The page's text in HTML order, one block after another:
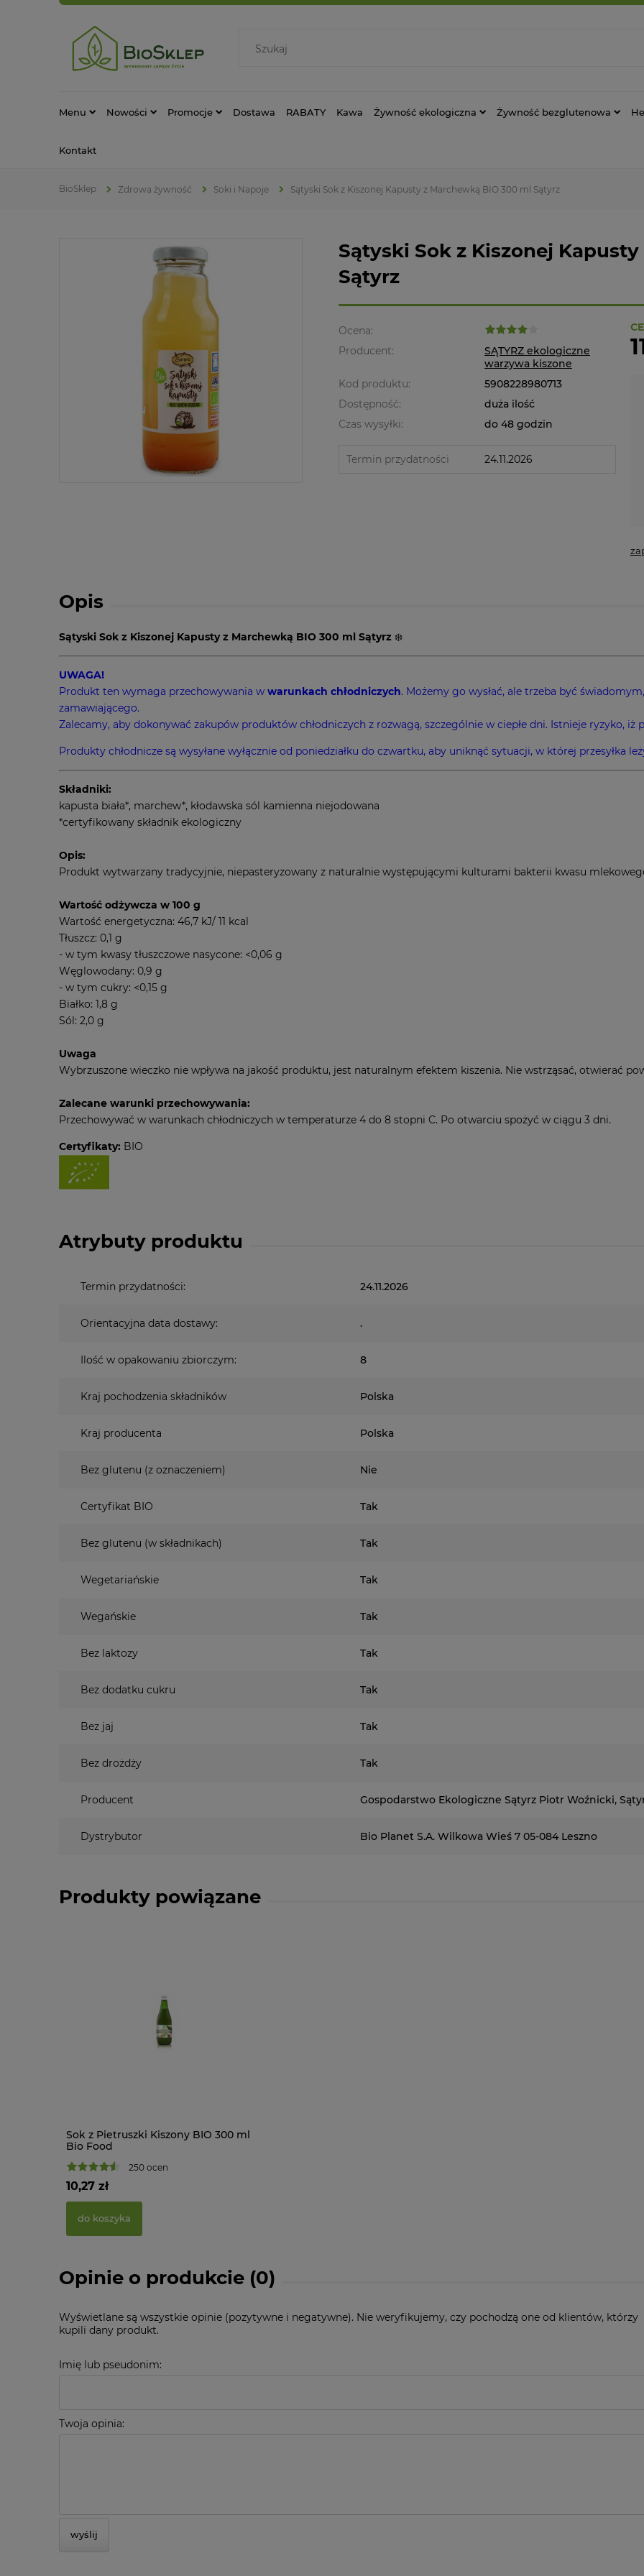
Menu Nowości Promocje Dostawa RABATY Kawa Żywność ekologiczna Żywność bezglutenowa
Kontakt
Zdrowa żywność Soki i Napoje Sątyski Sok z Kiszonej Kapusty z Marchewką BIO 300 ml Sątyrz
Sątyski Sok z Kiszonej
Sątyrz
Ocena:
Producent:
SĄTYRZ ekologiczne
warzywa kiszone
Kod produktu:
5908228980713
Dostępność:
duża ilość
Czas wysyłki:
do 48 godzin
Termin przydatności 24.11.2026
Opis
Sątyski Sok z Kiszonej Kapusty z Marchewką BIO 300 ml Sątyrz ❄️
UWAGA!
Produkt ten wymaga przechowywania w warunkach chłodniczych. Możemy go wysłać, ale trzeba być
zamawiającego.
Zalecamy, aby dokonywać zakupów produktów chłodniczych z rozwagą, szczególnie w ciepłe dni. Istnieje ryzyko,
Produkty chłodnicze są wysyłane wyłącznie od poniedziałku do czwartku, aby uniknąć sytuacji, w której przesyłka
Składniki:
kapusta biała*, marchew*, kłodawska sól kamienna niejodowana
*certyfikowany składnik ekologiczny
Opis:
Produkt wytwarzany tradycyjnie, niepasteryzowany z naturalnie występującymi kulturami bakterii kwasu
Wartość odżywcza w 100 g
Wartość energetyczna: 46,7 kJ/ 11 kcal
Tłuszcz: 0,1 g
- w tym kwasy tłuszczowe nasycone: <0,06 g
Węglowodany: 0,9 g
- w tym cukry: <0,15 g
Białko: 1,8 g
Sól: 2,0 g
Uwaga
Wybrzuszone wieczko nie wpływa na jakość produktu, jest naturalnym efektem kiszenia. Nie wstrząsać, otwierać
Zalecane warunki przechowywania:
Przechowywać w warunkach chłodniczych w temperaturze 4 do 8 stopni C. Po otwarciu spożyć w ciągu 3 dni.
Certyfikaty: BIO
Atrybuty produktu
Termin przydatności: 24.11.2026
Orientacyjna data dostawy: .
Ilość w opakowaniu zbiorczym: 8
Kraj pochodzenia składników Polska
Kraj producenta Polska
Bez glutenu (z oznaczeniem) Nie
Certyfikat BIO Tak
Bez glutenu (w składnikach) Tak
Wegetariańskie Tak
Wegańskie Tak
Bez laktozy Tak
Bez dodatku cukru Tak
Bez jaj Tak
Bez drożdży Tak
Producent Gospodarstwo Ekologiczne Sątyrz Piotr Woźnicki,
Dystrybutor Bio Planet S.A. Wilkowa Wieś 7 05-084 Leszno
Produkty powiązane
Sok z Pietruszki Kiszony BIO 300 ml
Bio Food
250 ocen
10,27 zł
do koszyka
Opinie o produkcie (0)
Wyświetlane są wszystkie opinie (pozytywne i negatywne). Nie weryfikujemy, czy pochodzą one od klientów, którzy
kupili dany produkt.
Imię lub pseudonim:
Twoja opinia:
wyślij